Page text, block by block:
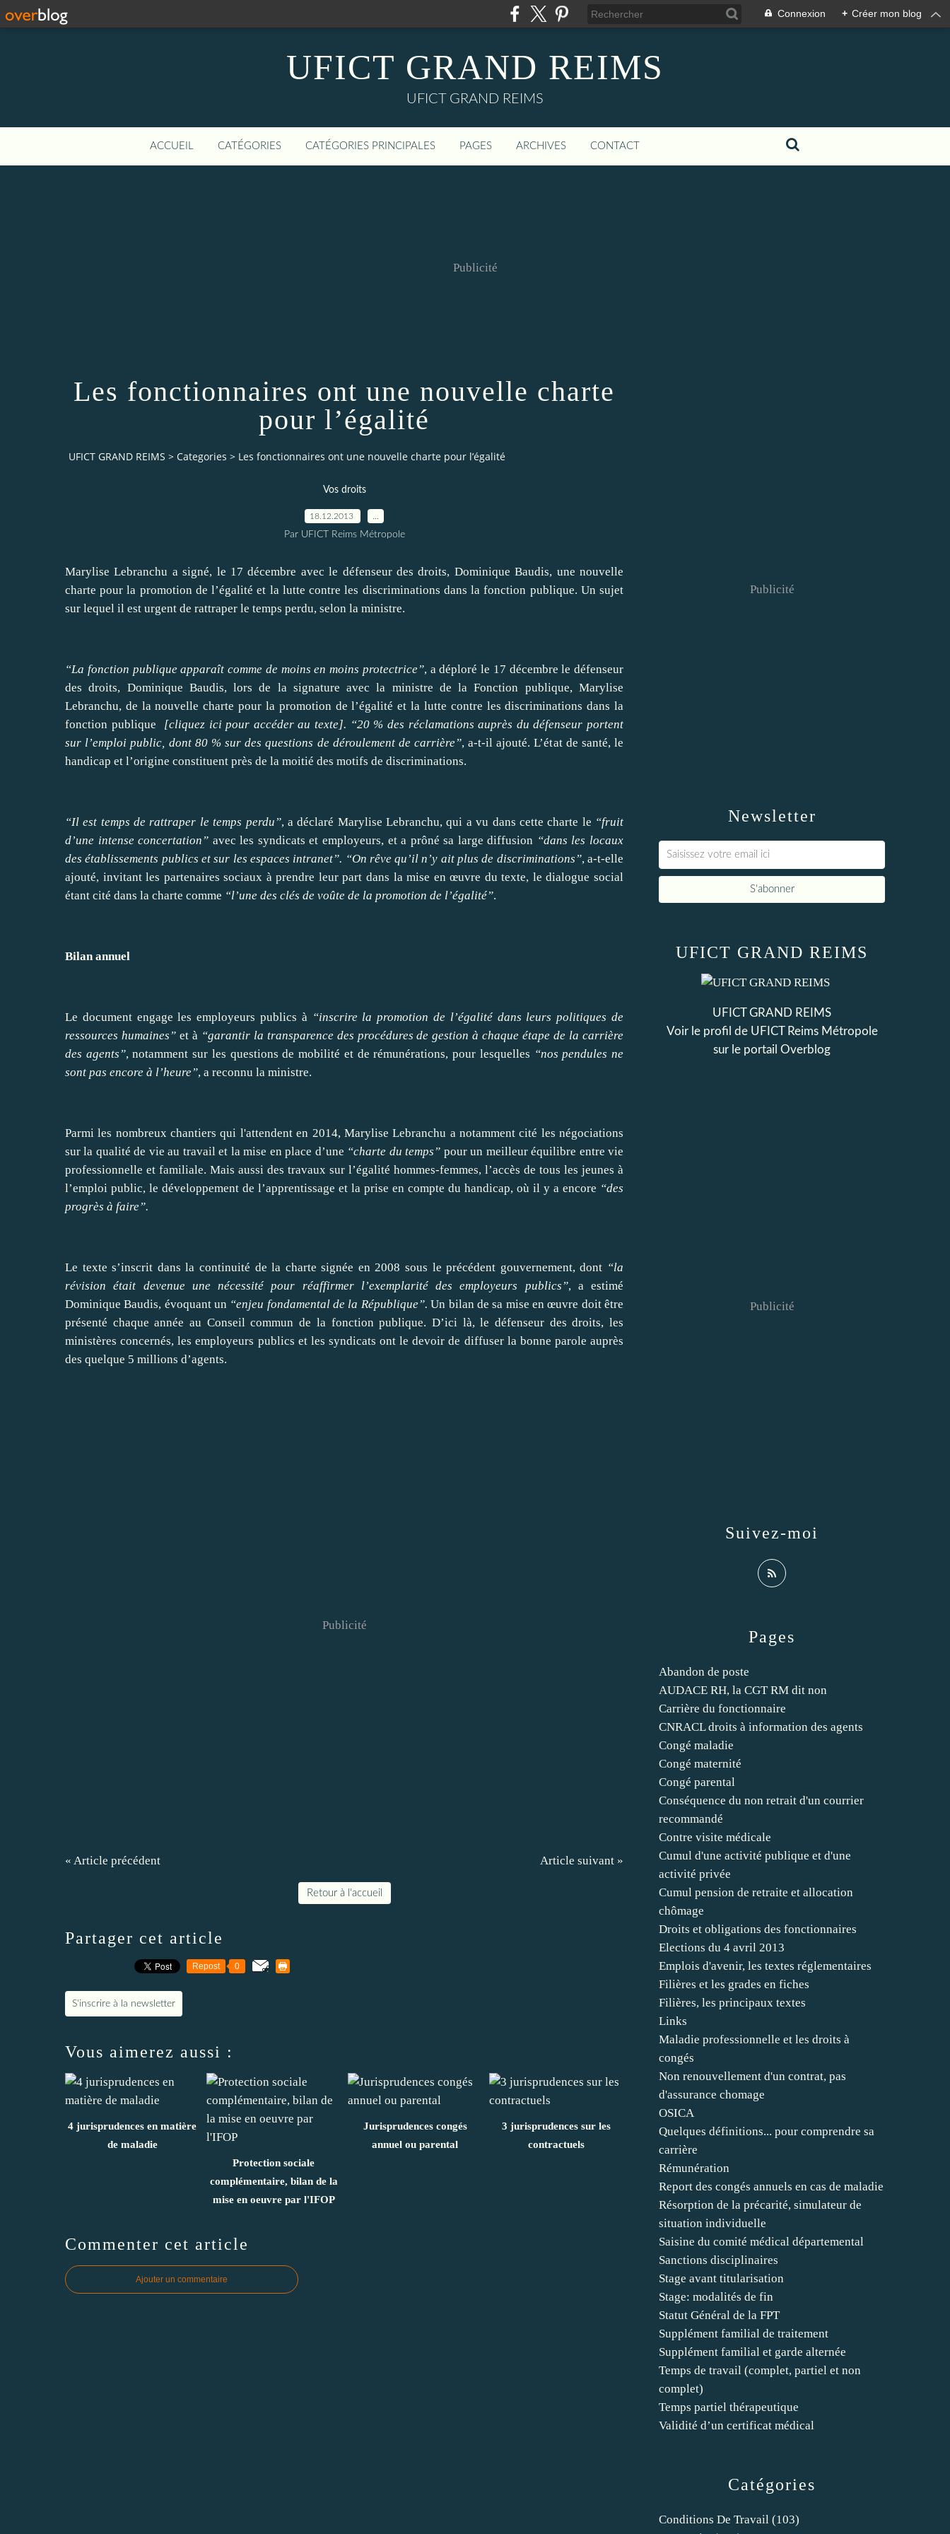
Connexion + Créer mon blog
UFICT GRAND REIMS
UFICT GRAND REIMS
ACCUEIL CATÉGORIES CATÉGORIES PRINCIPALES PAGES ARCHIVES CONTACT
Publicité
Les fonctionnaires ont une nouvelle charte
pour l’égalité
UFICT GRAND REIMS > Categories > Les fonctionnaires ont une nouvelle charte pour l’égalité
Vos droits
18.12.2013
Par UFICT Reims Métropole
Marylise Lebranchu a signé, le 17 décembre avec le défenseur des droits, Dominique Baudis, une nouvelle
charte pour la promotion de l’égalité et la lutte contre les discriminations dans la fonction publique. Un sujet
sur lequel il est urgent de rattraper le temps perdu, selon la ministre.
“La fonction publique apparaît comme de moins en moins protectrice”, a déploré le 17 décembre le défenseur
des droits, Dominique Baudis, lors de la signature avec la ministre de la Fonction publique, Marylise
Lebranchu, de la nouvelle charte pour la promotion de l’égalité et la lutte contre les discriminations dans la
fonction publique [cliquez ici pour accéder au texte]. “20 % des réclamations auprès du défenseur portent
sur l’emploi public, dont 80 % sur des questions de déroulement de carrière”, a-t-il ajouté. L’état de santé, le
handicap et l’origine constituent près de la moitié des motifs de discriminations.
“Il est temps de rattraper le temps perdu”, a déclaré Marylise Lebranchu, qui a vu dans cette charte le “fruit
d’une intense concertation” avec les syndicats et employeurs, et a prôné sa large diffusion “dans les locaux
des établissements publics et sur les espaces intranet”. “On rêve qu’il n’y ait plus de discriminations”, a-t-elle
ajouté, invitant les partenaires sociaux à prendre leur part dans la mise en œuvre du texte, le dialogue social
étant cité dans la charte comme “l’une des clés de voûte de la promotion de l’égalité”.
Bilan annuel
Le document engage les employeurs publics à “inscrire la promotion de l’égalité dans leurs politiques de
ressources humaines”et à “garantir la transparence des procédures de gestion à chaque étape de la carrière
des agents”, notamment sur les questions de mobilité et de rémunérations, pour lesquelles “nos pendules ne
sont pas encore à l’heure”, a reconnu la ministre.
Parmi les nombreux chantiers qui l'attendent en 2014, Marylise Lebranchu a notamment cité les négociations
sur la qualité de vie au travail et la mise en place d’une “charte du temps” pour un meilleur équilibre entre vie
professionnelle et familiale. Mais aussi des travaux sur l’égalité hommes-femmes, l’accès de tous les jeunes à
l’emploi public, le développement de l’apprentissage et la prise en compte du handicap, où il y a encore “des
progrès à faire”.
Le texte s’inscrit dans la continuité de la charte signée en 2008 sous le précédent gouvernement, dont “la
révision était devenue une nécessité pour réaffirmer l’exemplarité des employeurs publics”, a estimé
Dominique Baudis, évoquant un “enjeu fondamental de la République”. Un bilan de sa mise en œuvre doit être
présenté chaque année au Conseil commun de la fonction publique. D’ici là, le défenseur des droits, les
ministères concernés, les employeurs publics et les syndicats ont le devoir de diffuser la bonne parole auprès
des quelque 5 millions d’agents.
Publicité
« Article précédent Article suivant »
Retour à l'accueil
Partager cet article
Repost 0
S'inscrire à la newsletter
Vous aimerez aussi :
4 jurisprudences en matière
de maladie
Protection sociale
complémentaire, bilan de la
mise en oeuvre par l'IFOP
Jurisprudences congés
annuel ou parental
3 jurisprudences sur les
contractuels
Commenter cet article
Ajouter un commentaire
Newsletter
Publicité
Catégories
Conditions De Travail (103)
Pages
Abandon de poste
AUDACE RH, la CGT RM dit non
Carrière du fonctionnaire
CNRACL droits à information des agents
Congé maladie
Congé maternité
Congé parental
Conséquence du non retrait d'un courrier
recommandé
Contre visite médicale
Cumul d'une activité publique et d'une
activité privée
Cumul pension de retraite et allocation
chômage
Droits et obligations des fonctionnaires
Elections du 4 avril 2013
Emplois d'avenir, les textes réglementaires
Filières et les grades en fiches
Filières, les principaux textes
Links
Maladie professionnelle et les droits à
congés
Non renouvellement d'un contrat, pas
d'assurance chomage
OSICA
Quelques définitions... pour comprendre sa
carrière
Rémunération
Report des congés annuels en cas de maladie
Résorption de la précarité, simulateur de
situation individuelle
Saisine du comité médical départemental
Sanctions disciplinaires
Stage avant titularisation
Stage: modalités de fin
Statut Général de la FPT
Supplément familial de traitement
Supplément familial et garde alternée
Temps de travail (complet, partiel et non
complet)
Temps partiel thérapeutique
Validité d’un certificat médical
UFICT GRAND REIMS
UFICT GRAND REIMS
Voir le profil de UFICT Reims Métropole
sur le portail Overblog
Suivez-moi
Publicité